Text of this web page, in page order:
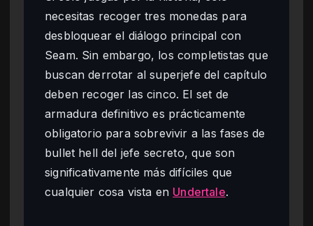
necesitas recoger tres monedas para
desbloquear el diálogo principal con
Seam. Sin embargo, los completistas que
buscan derrotar al superjefe del capítulo
deben recoger las cinco. El set de
armadura definitivo es prácticamente
obligatorio para sobrevivir a las fases de
bullet hell del jefe secreto, que son
significativamente más difíciles que
cualquier cosa vista en Undertale.